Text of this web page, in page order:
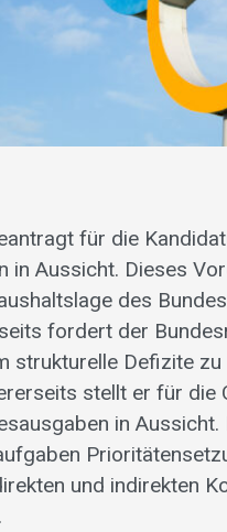
für die
in Aussicht. Dieses
des
fordert der
strukturelle Defizite
stellt er für
in
und indirekten